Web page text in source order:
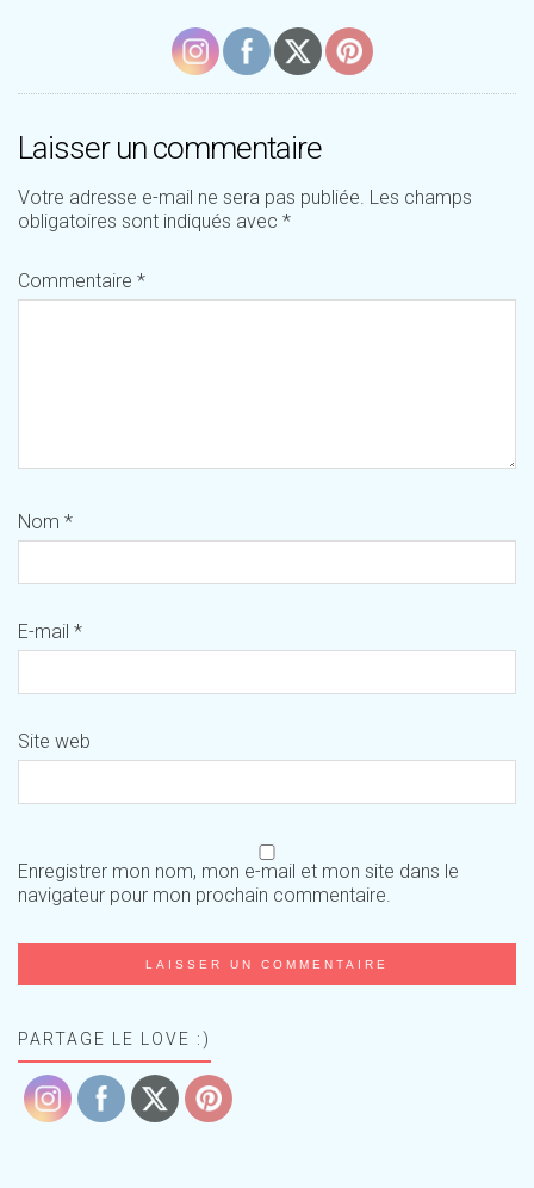
Laisser un commentaire
Votre adresse e-mail ne sera pas publiée. Les champs
obligatoires sont indiqués avec *
Commentaire *
Nom *
E-mail *
Site web
Enregistrer mon nom, mon e-mail et mon site dans le
navigateur pour mon prochain commentaire.
PARTAGE LE LOVE :)